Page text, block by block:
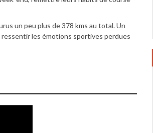
un peu plus de 378 kms au total. Un
ressentir les émotions sportives perdues